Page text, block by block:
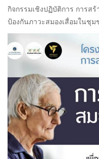
กิจกรรมเชิงปฏิบัติการ การส
ป้องกันภาวะสมองเสื่อมในชุ